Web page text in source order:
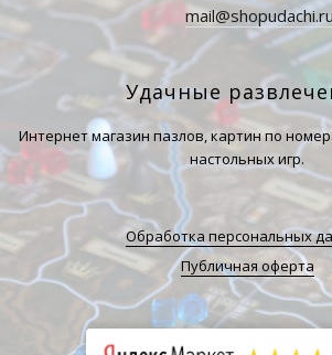
Удачные
Интернет магазин пазлов, картин по
настольных игр.
Обработка персональных
Публичная оферта